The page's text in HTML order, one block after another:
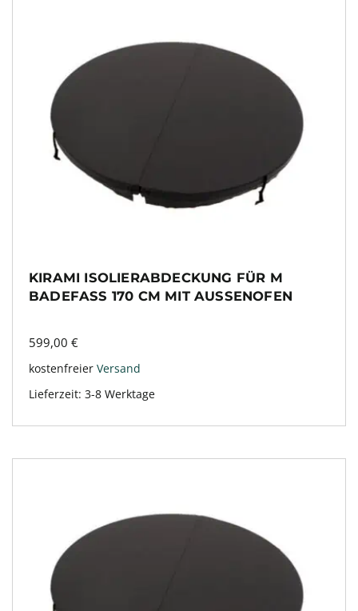
KIRAMI ISOLIERABDECKUNG FÜR M
BADEFASS 170 CM MIT AUSSENOFEN
599,00 €
kostenfreier Versand
Lieferzeit: 3-8 Werktage